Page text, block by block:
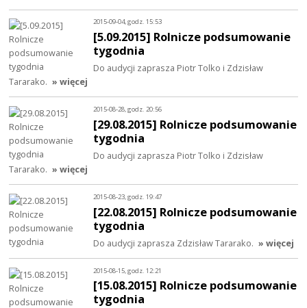
2015-09-04, godz. 15:53
[5.09.2015] Rolnicze podsumowanie
tygodnia
Do audycji zaprasza Piotr Tolko i Zdzisław
Tararako. » więcej
2015-08-28, godz. 20:56
[29.08.2015] Rolnicze podsumowanie
tygodnia
Do audycji zaprasza Piotr Tolko i Zdzisław
Tararako. » więcej
2015-08-23, godz. 19:47
[22.08.2015] Rolnicze podsumowanie
tygodnia
Do audycji zaprasza Zdzisław Tararako. » więcej
2015-08-15, godz. 12:21
[15.08.2015] Rolnicze podsumowanie
tygodnia